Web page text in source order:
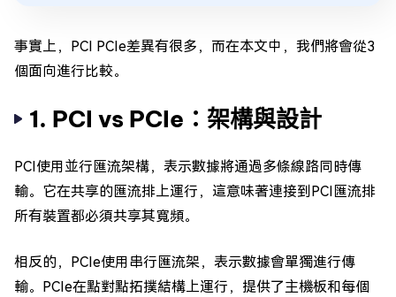
事實上，PCI PCIe差異有很多，而在本文中，我們將會從3
個面向進行比較。
1. PCI vs PCIe：架構與設計
PCI使用並行匯流架構，表示數據將通過多條線路同時傳
輸。它在共享的匯流排上運行，這意味著連接到PCI匯流排
所有裝置都必須共享其寬頻。
相反的，PCIe使用串行匯流架，表示數據會單獨進行傳
輸。PCIe在點對點拓撲結構上運行，提供了主機板和每個